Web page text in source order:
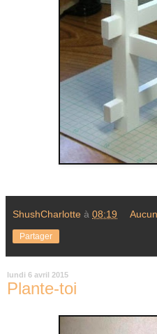
ShushCharlotte à 08:19
Partager
lundi 6 avril 2015
Plante-toi